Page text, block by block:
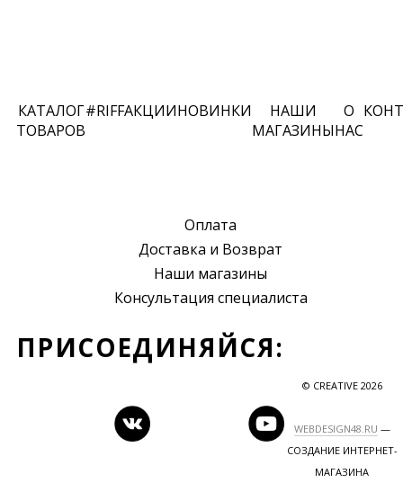
КАТАЛОГ
ТОВАРОВ
#RIFFАКЦИИНОВИНКИ
НАШИ
МАГАЗИНЫ
О
НАС
Оплата
Доставка и Возврат
Наши магазины
Консультация специалиста
ПРИСОЕДИНЯЙСЯ:
© CREATIVE 2026
WEBDESIGN48.RU —
СОЗДАНИЕ ИНТЕРНЕТ-
МАГАЗИНА